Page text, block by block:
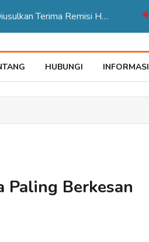
KTP Sesuai SOP
HUBUNGI INFORMASI
Paling Berkesan